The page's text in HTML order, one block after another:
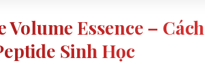
Essence – Cách
Sinh Học